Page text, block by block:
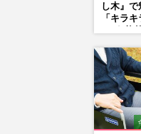
し木』
「キラ
悟